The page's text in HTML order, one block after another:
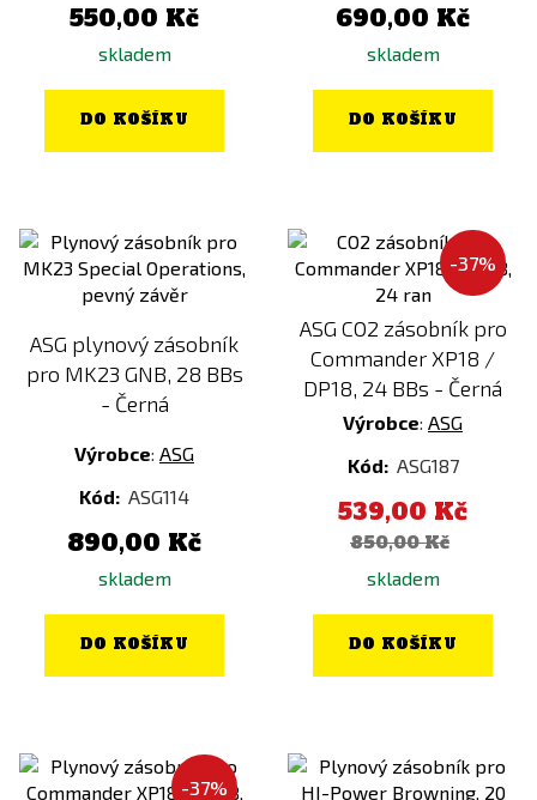
550,00 Kč
skladem
DO KOŠÍKU
690,00 Kč
skladem
DO KOŠÍKU
ASG plynový zásobník
pro MK23 GNB, 28 BBs
- Černá
Výrobce: ASG
Kód: ASG114
890,00 Kč
skladem
DO KOŠÍKU
-37%
ASG CO2 zásobník pro
Commander XP18 /
DP18, 24 BBs - Černá
Výrobce: ASG
Kód: ASG187
539,00 Kč
850,00 Kč
skladem
DO KOŠÍKU
-37%